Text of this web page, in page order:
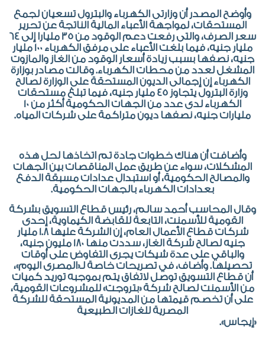
وأوضح المصدر أن وزارتى الكهرباء والبترول تسعيان لجمع
المستحقات، لمواجهة الأعباء المالية الناتجة عن تحرير
سعر الصرف، والتى رفعت دعم الوقود من 35 مليارا إلى 64
مليار جنيه، فيما بلغت الأعباء على مرفق الكهرباء 100 مليار
جنيه، نصفها بسبب زيادة أسعار الوقود من الغاز والمازوت
المشغل لعدد من محطات الكهرباء. وقالت مصادر بوزارة
الكهرباء إن إجمالى الديون المستحقة على الوزارة لصالح
وزارة البترول يتجاوز 45 مليار جنيه، فيما تبلغ مستحقات
الكهرباء لدى عدد من الجهات الحكومية أكثر من 10
مليارات جنيه، نصفها ديون متراكمة على شركات المياه.
وأضافت أن هناك خطوات جادة تم اتخاذها لحل هذه
المشكلات، سواء عن طريق عمل المناقصات بين الجهات
والمصالح الحكومية، أو استبدال عدادات مسبقة الدفع
بعدادات الكهرباء بالجهات الحكومية.
وقال المحاسب أحمد سالم، رئيس قطاع التسويق بشركة
القومية للأسمنت، التابعة للقابضة الكيماوية، إحدى
شركات قطاع الأعمال العام، إن الشركة عليها 1.8 مليار
جنيه لصالح شركة الغاز، سددت منها 180 مليون جنيه،
والباقي على عدة شيكات يجرى التفاوض على أوقات
تحصيلها. وأضاف، في تصريحات خاصة لـ«المصرى اليوم»،
أن قطاع التسويق توصل لاتفاق يتم بموجبه توريد كميات
من الأسمنت لصالح شركة «بتروجت» للمشروعات القومية،
على أن تخصم قيمتها من المديونية المستحقة للشركة
المصرية للغازات الطبيعية